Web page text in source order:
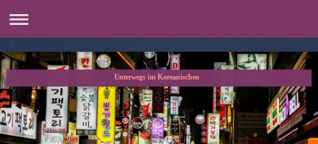
Unterwegs im Koreanischen